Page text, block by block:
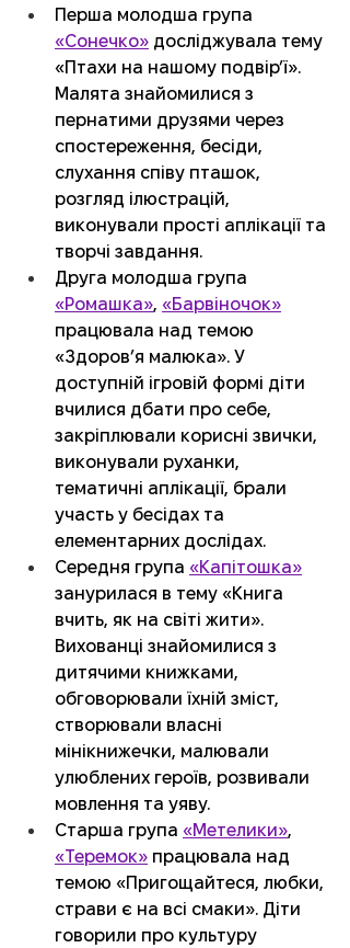
Перша молодша група
«Сонечко» досліджувала тему
«Птахи на нашому подвір’ї».
Малята знайомилися з
пернатими друзями через
спостереження, бесіди,
слухання співу пташок,
розгляд ілюстрацій,
виконували прості аплікації та
творчі завдання.
Друга молодша група
«Ромашка», «Барвіночок»
працювала над темою
«Здоров’я малюка». У
доступній ігровій формі діти
вчилися дбати про себе,
закріплювали корисні звички,
виконували руханки,
тематичні аплікації, брали
участь у бесідах та
елементарних дослідах.
Середня група «Капітошка»
занурилася в тему «Книга
вчить, як на світі жити».
Вихованці знайомилися з
дитячими книжками,
обговорювали їхній зміст,
створювали власні
мінікнижечки, малювали
улюблених героїв, розвивали
мовлення та уяву.
Старша група «Метелики»,
«Теремок» працювала над
темою «Пригощайтеся, любки,
страви є на всі смаки». Діти
говорили про культуру